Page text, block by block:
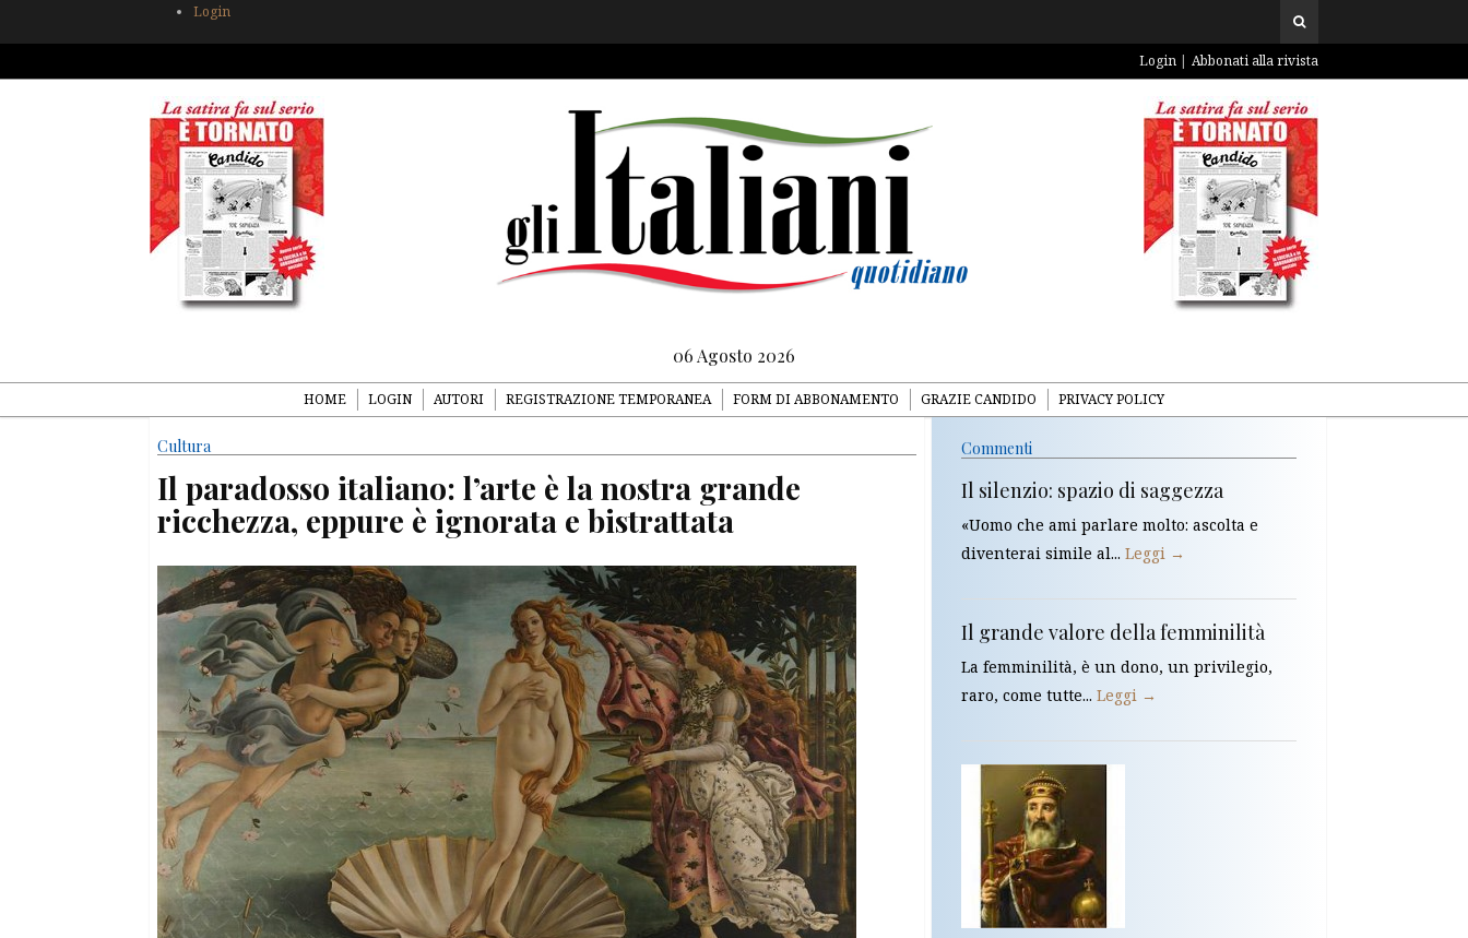
Login
Login Abbonati alla rivista
06 Agosto 2026
HOME LOGIN AUTORI REGISTRAZIONE TEMPORANEA FORM DI ABBONAMENTO GRAZIE CANDIDO PRIVACY POLICY
Cultura
Il paradosso italiano: l’arte è la nostra grande
ricchezza, eppure è ignorata e bistrattata
Commenti
Il silenzio: spazio di saggezza
«Uomo che ami parlare molto: ascolta e
diventerai simile al... Leggi →
Il grande valore della femminilità
La femminilità, è un dono, un privilegio,
raro, come tutte... Leggi →